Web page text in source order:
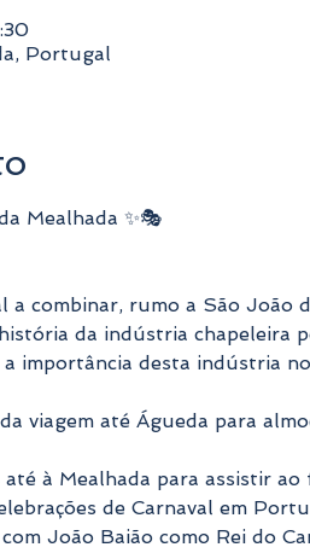
Portugal
Mealhada ✨🎭
a combinar, rumo a São João
da indústria chapeleira
a importância desta indústria
viagem até Águeda para
à Mealhada para assistir
de Carnaval em
João Baião como Rei do